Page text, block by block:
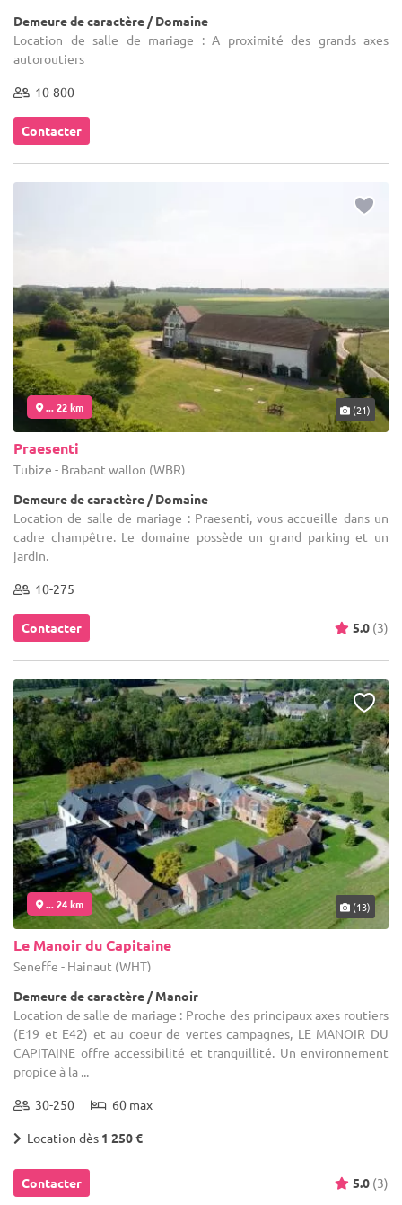
Demeure de caractère / Domaine
Location de salle de mariage : A proximité des grands axes
autoroutiers
10-800
Contacter
... 22 km (21)
Praesenti
Tubize - Brabant wallon (WBR)
Demeure de caractère / Domaine
Location de salle de mariage : Praesenti, vous accueille dans un
cadre champêtre. Le domaine possède un grand parking et un
jardin.
10-275
Contacter 5.0 (3)
... 24 km (13)
Le Manoir du Capitaine
Seneffe - Hainaut (WHT)
Demeure de caractère / Manoir
Location de salle de mariage : Proche des principaux axes routiers
(E19 et E42) et au coeur de vertes campagnes, LE MANOIR DU
CAPITAINE offre accessibilité et tranquillité. Un environnement
propice à la ...
30-250 60 max
Location dès 1 250 €
Contacter 5.0 (3)